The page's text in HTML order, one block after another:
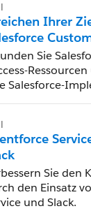
Ihrer
Sie
Salesforce-
Sie den
den Einsatz
und Slack.